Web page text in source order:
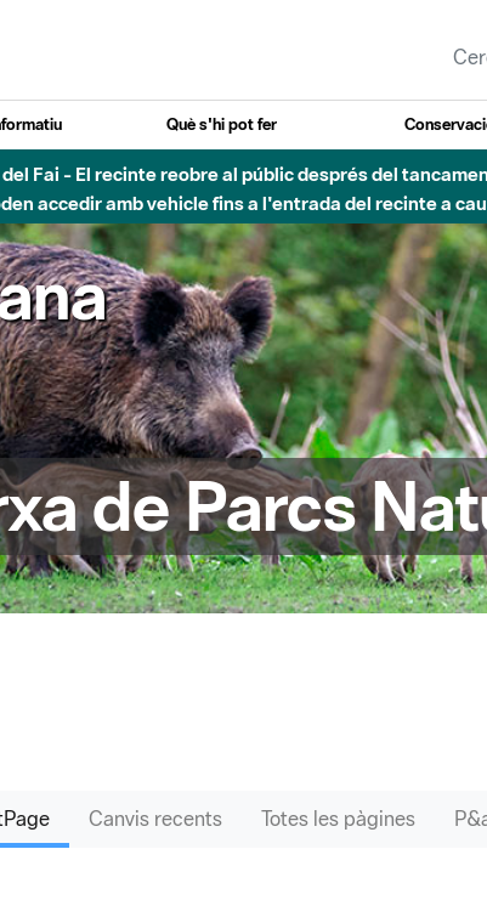
Què s'hi pot fer
Fai - El recinte reobre al públic després del
accedir amb vehicle fins a l'entrada del recinte a
de Parcs
Canvis recents Totes les pàgines